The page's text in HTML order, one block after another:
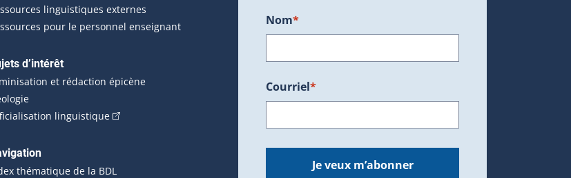
s'ouvrira dans une nouvelle fenêtre.)
une nouvelle fenêtre.)
dans une nouvelle fenêtre.)
nouvelle fenêtre.)
linguistiques externes
pour le personnel enseignant
d’intérêt
et rédaction épicène
linguistique(Cet hyperlien externe s'ouvrira dans une nouvelle fenêtre.)
thématique de la BDL
Nom*
Courriel*
Je veux m’abonner